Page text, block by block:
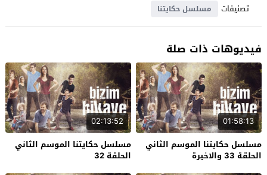
تصنيفات
مسلسل حكايتنا
فيديوهات ذات صلة
01:58:13
مسلسل حكايتنا الموسم الثاني
الحلقة 33 والاخيرة
02:13:52
مسلسل حكايتنا الموسم الثاني
الحلقة 32